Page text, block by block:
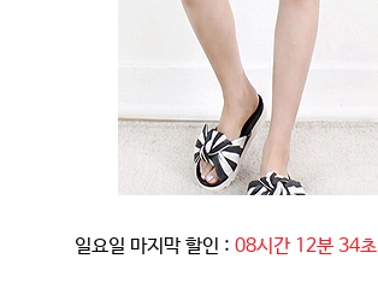
일요일 마지막 할인 : 08시간 12분 31초